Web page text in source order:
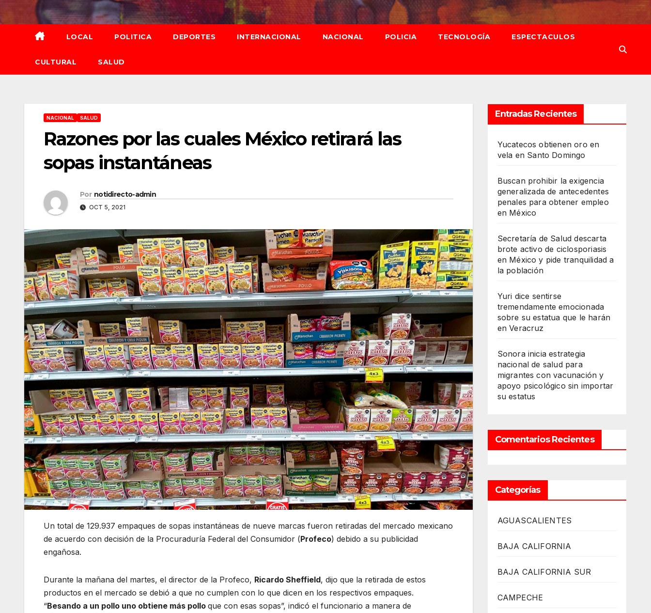
al
contenido
LOCAL POLITICA DEPORTES INTERNACIONAL NACIONAL POLICIA TECNOLOGÍA ESPECTACULOS
CULTURAL SALUD
NACIONAL SALUD
Razones por las cuales México retirará las
sopas instantáneas
Por notidirecto-admin
OCT 5, 2021
Un total de 129.937 empaques de sopas instantáneas de nueve marcas fueron retiradas del mercado mexicano
de acuerdo con decisión de la Procuraduría Federal del Consumidor (Profeco) debido a su publicidad
engañosa.
Durante la mañana del martes, el director de la Profeco, Ricardo Sheffield, dijo que la retirada de estos
productos en el mercado se debió a que no cumplen con lo que dicen en los respectivos empaques.
“Besando a un pollo uno obtiene más pollo que con esas sopas”, indicó el funcionario a manera de
Entradas Recientes
Yucatecos obtienen oro en
vela en Santo Domingo
Buscan prohibir la exigencia
generalizada de antecedentes
penales para obtener empleo
en México
Secretaría de Salud descarta
brote activo de ciclosporiasis
en México y pide tranquilidad a
la población
Yuri dice sentirse
tremendamente emocionada
sobre su estatua que le harán
en Veracruz
Sonora inicia estrategia
nacional de salud para
migrantes con vacunación y
apoyo psicológico sin importar
su estatus
Comentarios Recientes
Categorías
AGUASCALIENTES
BAJA CALIFORNIA
BAJA CALIFORNIA SUR
CAMPECHE